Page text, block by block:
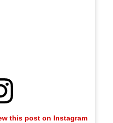
this post on Instagram